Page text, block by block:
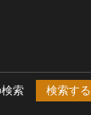
索 検索する